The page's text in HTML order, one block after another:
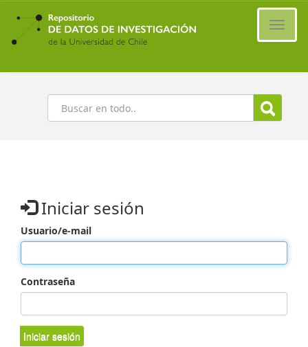
Ir
contenido
principal
Buscar
Iniciar sesión
Usuario/e-mail
Contraseña
Iniciar sesión